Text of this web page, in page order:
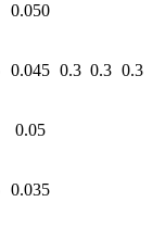
0.050
0.045 0.3 0.3 0.3
0.05
0.035